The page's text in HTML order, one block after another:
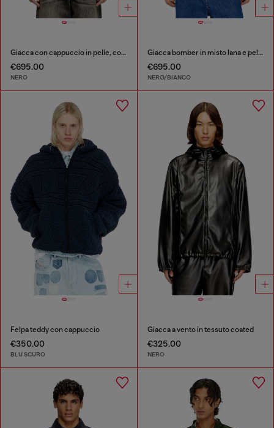
Giacca con cappuccio in pelle, cotone e denim
€695.00
NERO
Giacca bomber in misto lana e pelle
€695.00
NERO/BIANCO
Felpa teddy con cappuccio
€350.00
BLU SCURO
Giacca a vento in tessuto coated
€325.00
NERO